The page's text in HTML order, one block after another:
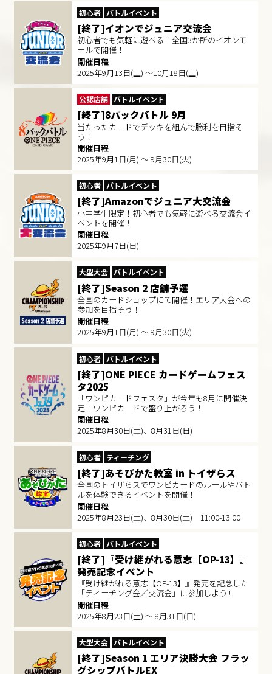
初心者 バトルイベント
[終了]イオンでジュニア交流会
初心者でも気軽に遊べる！全国3か所のイオンモ
ールで開催！
開催日程
2025年9月13日(土) ～10月18日(土)
公認店舗 バトルイベント
[終了]8パックバトル 9月
当たったカードでデッキを組んで勝利を目指そ
う！
開催日程
2025年9月1日(月) ～ 9月30日(火)
初心者 バトルイベント
[終了]Amazonでジュニア大交流会
小中学生限定！初心者でも気軽に遊べる交流会イ
ベントを開催！
開催日程
2025年9月7日(日)
大型大会 バトルイベント
[終了]Season 2 店舗予選
全国のカードショップにて開催！エリア大会への
参加を目指そう！
開催日程
2025年9月1日(月) ～ 9月30日(火)
初心者 バトルイベント
[終了]ONE PIECE カードゲームフェス
タ2025
「ワンピカードフェスタ」が今年も8月に開催決
定！ワンピカードで盛り上がろう！
開催日程
2025年8月30日(土)、8月31日(日)
初心者 ティーチング
[終了]あそびかた教室 in トイザらス
全国のトイザらスでワンピカードのルールやバト
ルを体験できるイベントを開催！
開催日程
2025年8月23日(土)、8月30日(土) 11:00-13:00
初心者 バトルイベント
[終了]『受け継がれる意志【OP-13】』
発売記念イベント
『受け継がれる意志【OP-13】』発売を記念した
「ティーチング会／交流会」に参加しよう!!
開催日程
2025年8月23日(土) ～ 8月31日(日)
大型大会 バトルイベント
[終了]Season 1 エリア決勝大会 フラッ
グシップバトルEX